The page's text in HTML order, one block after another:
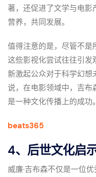
著，还促进了文学与电影
营养，共同发展。
值得注意的是，尽管不是
这些影视化尝试往往引发
新激起公众对于科学幻想
说，在电影领域中，吉布
是一种文化传播上的成功。
beats365
4、后世文化启
威廉·吉布森不仅是一位